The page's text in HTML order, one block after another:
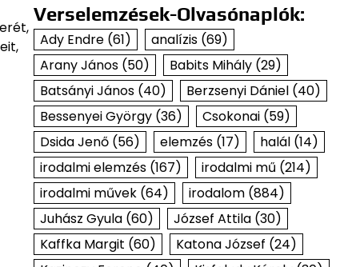
Verselemzések-Olvasónaplók:
Ady Endre(61) analízis(69)
Arany János(50) Babits Mihály(29)
Batsányi János(40) Berzsenyi Dániel(40)
Bessenyei György(36) Csokonai(59)
Dsida Jenő(56) elemzés(17) halál(14)
irodalmi elemzés(167) irodalmi mű (214)
irodalmi művek(64) irodalom(884)
Juhász Gyula(60) József Attila(30)
Kaffka Margit (60) Katona József (24)